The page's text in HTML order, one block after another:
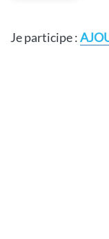
Je participe :